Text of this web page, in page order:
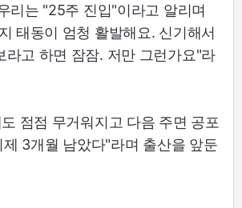
리는 "25주 진입"이라고 알리며
태동이 엄청 활발해요. 신기해서
라고 하면 잠잠. 저만 그런가요"라
점점 무거워지고 다음 주면 공포
3개월 남았다"라며 출산을 앞둔